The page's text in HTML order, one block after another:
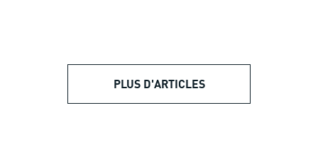
PLUS D'ARTICLES